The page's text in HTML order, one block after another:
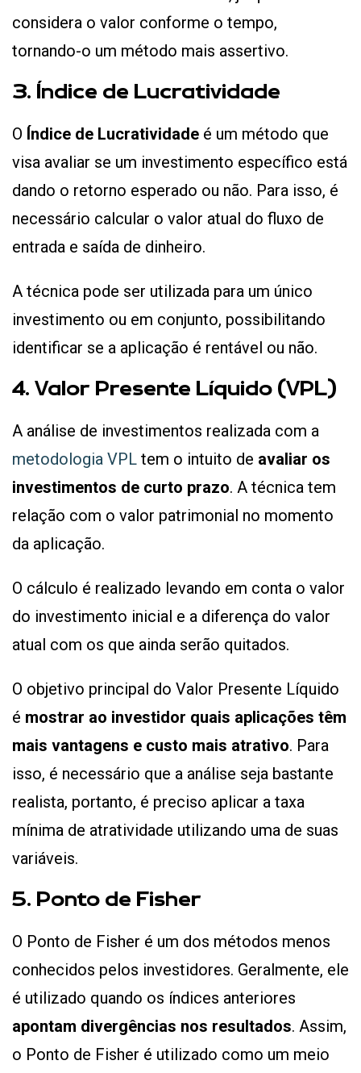
considera o valor conforme o tempo,
tornando-o um método mais assertivo.
3. Índice de Lucratividade
O Índice de Lucratividade é um método que
visa avaliar se um investimento específico está
dando o retorno esperado ou não. Para isso, é
necessário calcular o valor atual do fluxo de
entrada e saída de dinheiro.
A técnica pode ser utilizada para um único
investimento ou em conjunto, possibilitando
identificar se a aplicação é rentável ou não.
4. Valor Presente Líquido (VPL)
A análise de investimentos realizada com a
metodologia VPL tem o intuito de avaliar os
investimentos de curto prazo. A técnica tem
relação com o valor patrimonial no momento
da aplicação.
O cálculo é realizado levando em conta o valor
do investimento inicial e a diferença do valor
atual com os que ainda serão quitados.
O objetivo principal do Valor Presente Líquido
é mostrar ao investidor quais aplicações têm
mais vantagens e custo mais atrativo. Para
isso, é necessário que a análise seja bastante
realista, portanto, é preciso aplicar a taxa
mínima de atratividade utilizando uma de suas
variáveis.
5. Ponto de Fisher
O Ponto de Fisher é um dos métodos menos
conhecidos pelos investidores. Geralmente, ele
é utilizado quando os índices anteriores
apontam divergências nos resultados. Assim,
o Ponto de Fisher é utilizado como um meio